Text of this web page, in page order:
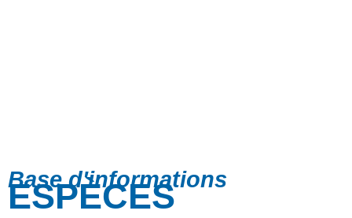
Base d'informations
ESPÈCES